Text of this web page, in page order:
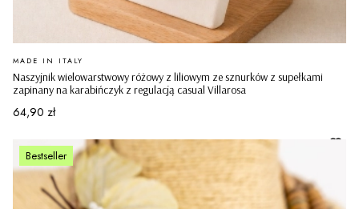
Naszyjnik wielowarstwowy różowy z liliowym ze sznurków z supełkami
zapinany na karabińczyk z regulacją casual Villarosa
PRODUCENT
MADE IN ITALY
Cena
64,90 zł
Bestseller